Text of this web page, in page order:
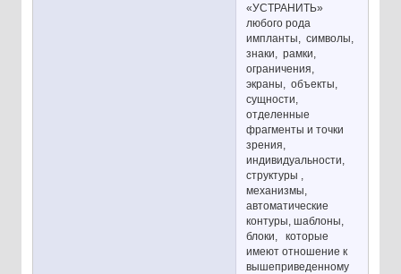
«УСТРАНИТЬ»
любого рода
импланты, символы,
знаки, рамки,
ограничения,
экраны, объекты,
сущности,
отделенные
фрагменты и точки
зрения,
индивидуальности,
структуры ,
механизмы,
автоматические
контуры, шаблоны,
блоки, которые
имеют отношение к
вышеприведенному